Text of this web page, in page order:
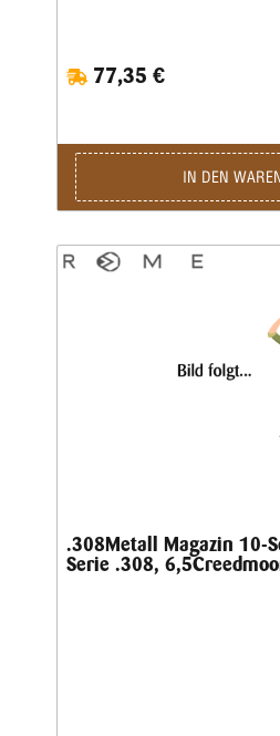
77,35 €
IN DEN
.308Metall Magazin 10-
Serie .308,